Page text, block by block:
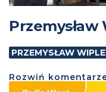
PRZEMYSŁAW
Rozwiń